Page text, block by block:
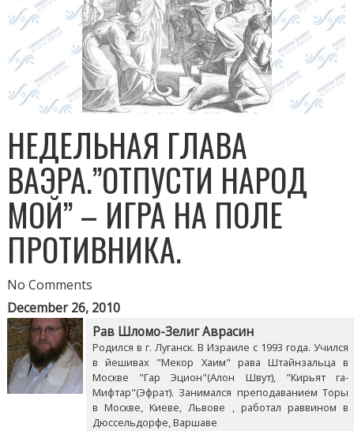
НЕДЕЛЬНАЯ ГЛАВА
ВАЭРА.”ОТПУСТИ НАРОД
МОЙ” – ИГРА НА ПОЛЕ
ПРОТИВНИКА.
No Comments
December 26, 2010
Рав Шломо-Зелиг Аврасин
Родился в г. Луганск. В Израиле с 1993 года. Учился
в йешивах "Мекор Хаим" рава Штайнзальца в
Москве "Гар Эцион"(Алон Швут), "Кирьят га-
Мифтар"(Эфрат). Занимался преподаванием Торы
в Москве, Киеве, Львове , работал раввином в
Дюссельдорфе, Варшаве